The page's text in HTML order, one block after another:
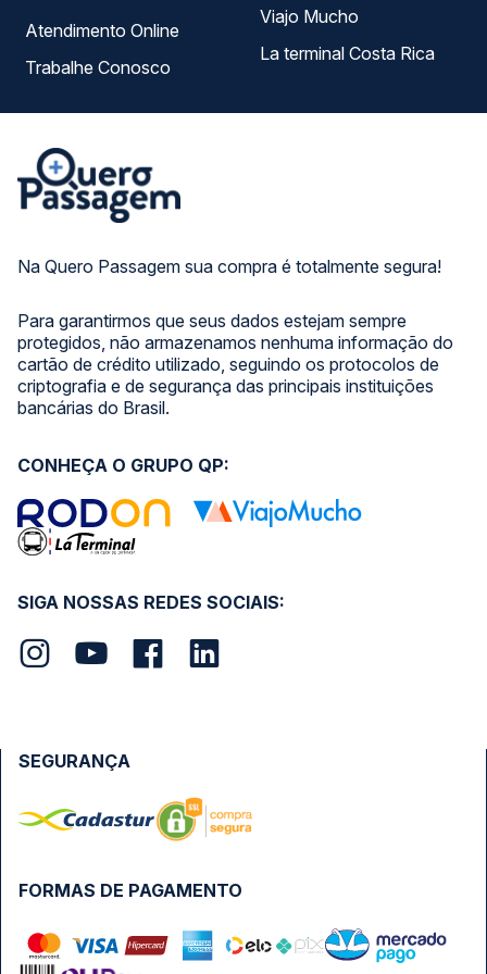
Na Quero Passagem sua compra é totalmente segura!
Para garantirmos que seus dados estejam sempre
protegidos, não armazenamos nenhuma informação do
cartão de crédito utilizado, seguindo os protocolos de
criptografia e de segurança das principais instituições
bancárias do Brasil.
Atendimento Online
Trabalhe Conosco
Viajo Mucho
La terminal Costa Rica
SIGA NOSSAS REDES SOCIAIS:
CONHEÇA O GRUPO QP:
FORMAS DE PAGAMENTO
SEGURANÇA